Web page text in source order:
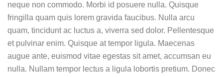
neque non commodo. Morbi id posuere nulla. Quisque
fringilla quam quis lorem gravida faucibus. Nulla arcu
quam, tincidunt ac luctus a, viverra sed dolor. Pellentesque
et pulvinar enim. Quisque at tempor ligula. Maecenas
augue ante, euismod vitae egestas sit amet, accumsan eu
nulla. Nullam tempor lectus a ligula lobortis pretium. Donec